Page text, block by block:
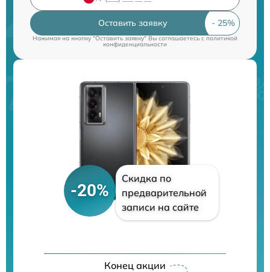
Оставить заявку
Нажимая на кнопку "Оставить заявку" Вы соглашаетесь cполитикой
конфиденциальности
-20%
Скидка по
предварительной
записи на сайте
Конец акции